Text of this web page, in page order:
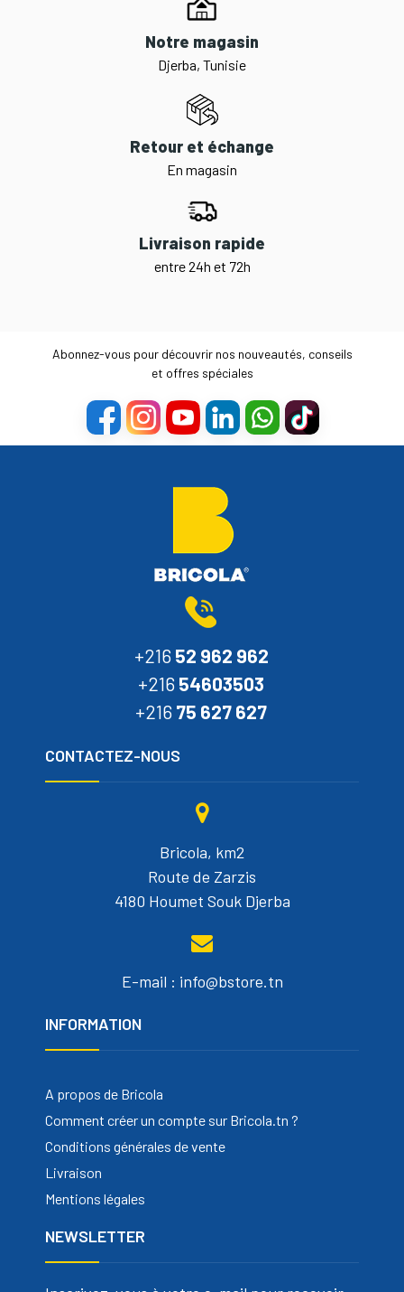
Notre magasin
Djerba, Tunisie
Retour et échange
En magasin
Livraison rapide
entre 24h et 72h
Abonnez-vous pour découvrir nos nouveautés, conseils
et offres spéciales
+216 52 962 962
+216 54603503
+216 75 627 627
CONTACTEZ-NOUS
Bricola, km2
Route de Zarzis
4180 Houmet Souk Djerba
E-mail : info@bstore.tn
INFORMATION
A propos de Bricola
Comment créer un compte sur Bricola.tn ?
Conditions générales de vente
Livraison
Mentions légales
NEWSLETTER